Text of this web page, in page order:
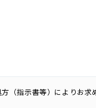
（指示書等）によりお求